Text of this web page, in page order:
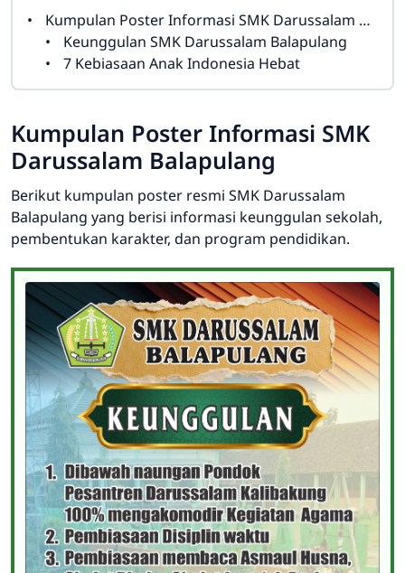
Kumpulan Poster Informasi SMK Darussalam Balapulang
Keunggulan SMK Darussalam Balapulang
7 Kebiasaan Anak Indonesia Hebat
Kumpulan Poster Informasi SMK
Darussalam Balapulang
Berikut kumpulan poster resmi SMK Darussalam
Balapulang yang berisi informasi keunggulan sekolah,
pembentukan karakter, dan program pendidikan.